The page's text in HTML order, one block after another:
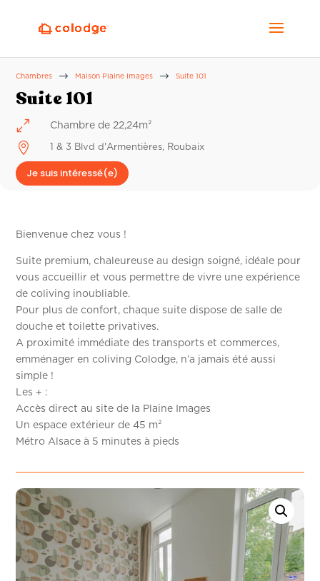
Chambres $ Maison Plaine Images $ Suite 101
Suite 101
0 Chambre de 22,24m²
 1 & 3 Blvd d'Armentières, Roubaix
Je suis intéressé(e)
Bienvenue chez vous !
Suite premium, chaleureuse au design soigné, idéale pour
vous accueillir et vous permettre de vivre une expérience
de coliving inoubliable.
Pour plus de confort, chaque suite dispose de salle de
douche et toilette privatives.
A proximité immédiate des transports et commerces,
emménager en coliving Colodge, n’a jamais été aussi
simple !
Les + :
Accès direct au site de la Plaine Images
Un espace extérieur de 45 m²
Métro Alsace à 5 minutes à pieds